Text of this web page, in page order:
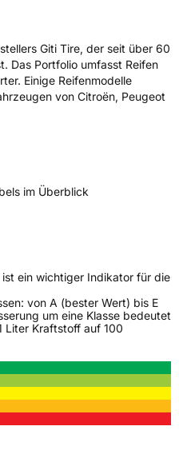
/ Alpine-SymbolNein
GmbH, Giti Tire
Hollerithallee 18a 30419
Giti Tire, der seit über 60
Das Portfolio umfasst Reifen
Einige Reifenmodelle
von Citroën, Peugeot
im Überblick
ist ein wichtiger Indikator für die
von A (bester Wert) bis E
um eine Klasse bedeutet
Liter Kraftstoff auf 100